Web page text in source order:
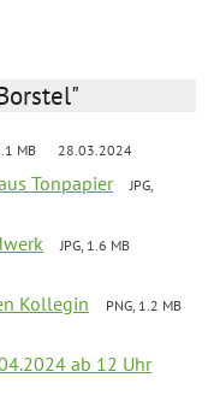
MB 28.03.2024
Tonpapier
JPG,
JPG, 1.6 MB
Kollegin
PNG, 1.2 MB
ab 12 Uhr